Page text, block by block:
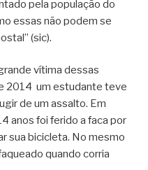
pela população do
essas não podem se
(sic).
vítima dessas
2014 um estudante teve
de um assalto. Em
anos foi ferido a faca por
sua bicicleta. No mesmo
quando corria